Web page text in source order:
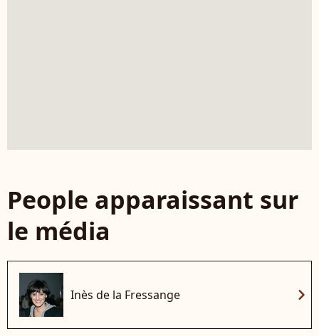
People apparaissant sur
le média
Inès de la Fressange chevron_right